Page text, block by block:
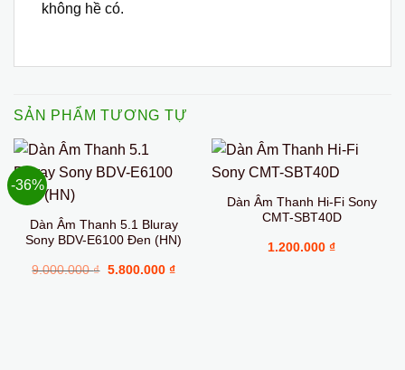
không hề có.
SẢN PHẨM TƯƠNG TỰ
-36%
Dàn Âm Thanh 5.1 Bluray
Sony BDV-E6100 Đen (HN)
9.000.000₫ Giá
5.800.000 ₫Giá
Dàn Âm Thanh Hi-Fi Sony
CMT-SBT40D
1.200.000 ₫